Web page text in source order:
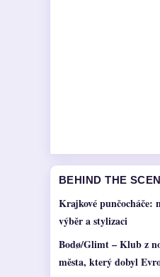
BEHIND THE
Krajkové punčocháče:
výběr a stylizaci
Bodø/Glimt – Klub z
města, který dobyl